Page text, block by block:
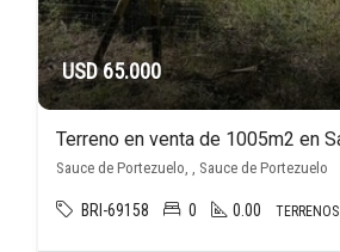
USD 65.000
Sauce de Portezuelo, , Sauce de Portezuelo
BRI-69158 0 0.00 TERRENOS